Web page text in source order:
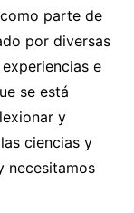
parte de
por diversas
e
se está
y
ciencias y
necesitamos